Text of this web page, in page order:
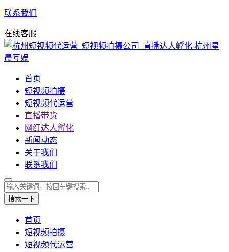
联系我们
在线客服
首页
短视频拍摄
短视频代运营
直播带货
网红达人孵化
新闻动态
关于我们
联系我们
搜索一下
首页
短视频拍摄
短视频代运营